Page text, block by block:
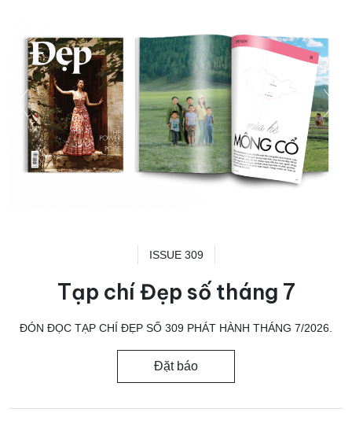
ISSUE 309
Tạp chí Đẹp số tháng 7
ĐÓN ĐỌC TẠP CHÍ ĐẸP SỐ 309 PHÁT HÀNH THÁNG 7/2026.
Đặt báo